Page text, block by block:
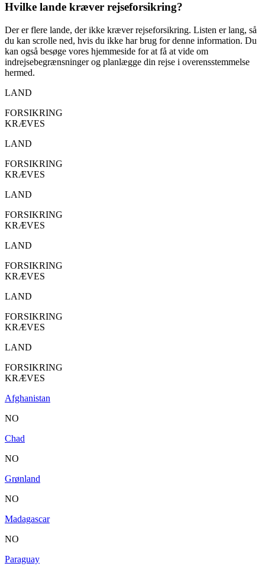
Hvilke lande kræver rejseforsikring?
Der er flere lande, der ikke kræver rejseforsikring. Listen er lang, så
du kan scrolle ned, hvis du ikke har brug for denne information. Du
kan også besøge vores hjemmeside for at få at vide om
indrejsebegrænsninger og planlægge din rejse i overensstemmelse
hermed.
LAND
FORSIKRING
KRÆVES
LAND
FORSIKRING
KRÆVES
LAND
FORSIKRING
KRÆVES
LAND
FORSIKRING
KRÆVES
LAND
FORSIKRING
KRÆVES
LAND
FORSIKRING
KRÆVES
Afghanistan
NO
Chad
NO
Grønland
NO
Madagascar
NO
Paraguay